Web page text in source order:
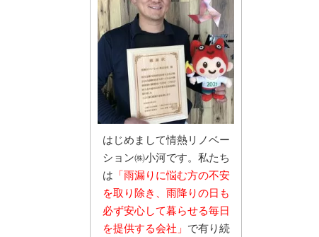
はじめまして情熱リノベー
ション㈱小河です。私たち
は 「雨漏りに悩む方の不安
を取り除き、雨降りの日も
必ず安心して暮らせる毎日
を提供する会社」 で有り続